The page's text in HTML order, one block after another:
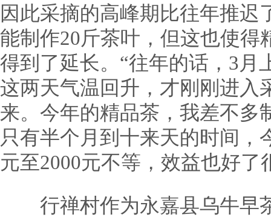
因此采摘的高峰期比往年推迟
能制作20斤茶叶，但这也使得
得到了延长。“往年的话，3月
这两天气温回升，才刚刚进入
来。今年的精品茶，我差不多
只有半个月到十来天的时间，
元至2000元不等，效益也好了
行禅村作为永嘉县乌牛早